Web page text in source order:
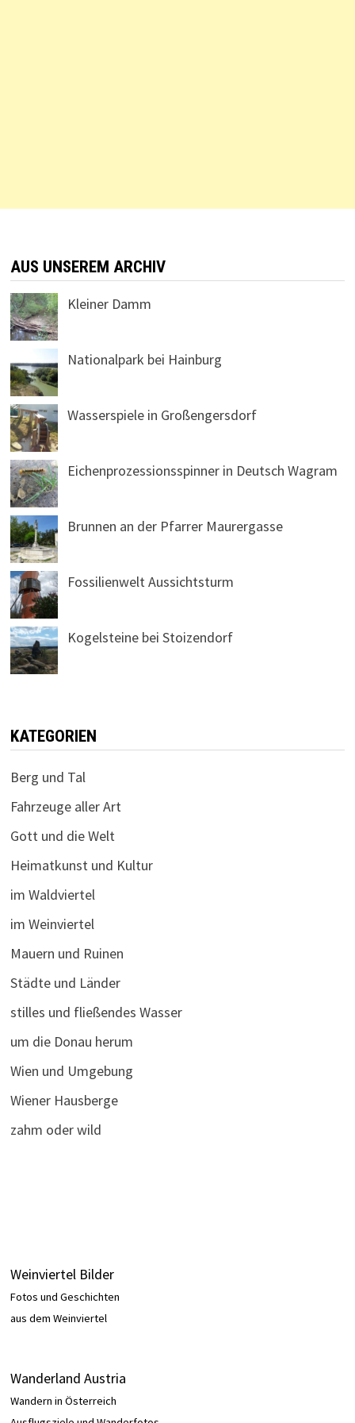
AUS UNSEREM ARCHIV
Kleiner Damm
Nationalpark bei Hainburg
Wasserspiele in Großengersdorf
Eichenprozessionsspinner in Deutsch Wagram
Brunnen an der Pfarrer Maurergasse
Fossilienwelt Aussichtsturm
Kogelsteine bei Stoizendorf
KATEGORIEN
Berg und Tal
Fahrzeuge aller Art
Gott und die Welt
Heimatkunst und Kultur
im Waldviertel
im Weinviertel
Mauern und Ruinen
Städte und Länder
stilles und fließendes Wasser
um die Donau herum
Wien und Umgebung
Wiener Hausberge
zahm oder wild
Weinviertel Bilder
Fotos und Geschichten
aus dem Weinviertel
Wanderland Austria
Wandern in Österreich